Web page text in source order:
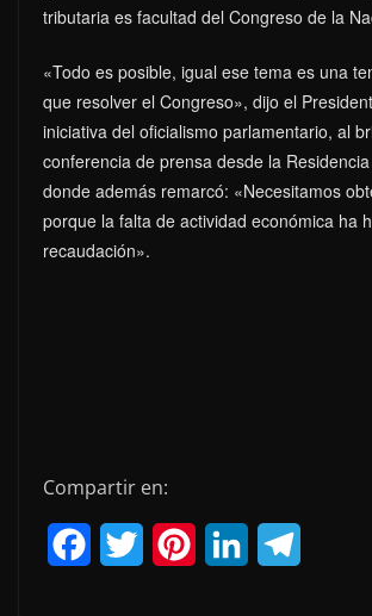
tributaria es facultad del Congreso de la
«Todo es posible, igual ese tema es una
que resolver el Congreso», dijo el
iniciativa del oficialismo parlamentario, al
conferencia de prensa desde la
donde además remarcó: «Necesitamos
porque la falta de actividad económica ha
recaudación».
Compartir en: